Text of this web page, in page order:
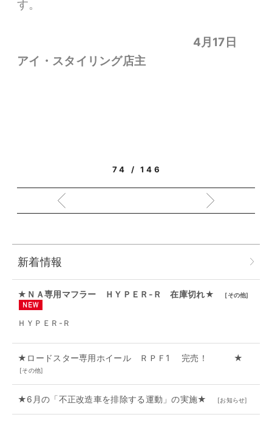
す。
4月17日
アイ・スタイリング店主
74 / 146
新着情報
★ＮＡ専用マフラー ＨＹＰＥＲ-Ｒ 在庫切れ★ [その他]
ＨＹＰＥＲ-Ｒ
★ロードスター専用ホイール ＲＰＦ1 完売！ ★
[その他]
★6月の「不正改造車を排除する運動」の実施★ [お知らせ]